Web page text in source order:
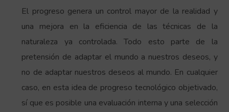
El progreso genera un control mayor de la realidad y
una mejora en la eficiencia de las técnicas de la
naturaleza ya controlada. Todo esto parte de la
pretensión de adaptar el mundo a nuestros deseos, y
no de adaptar nuestros deseos al mundo. En cualquier
caso, en esta idea de progreso tecnológico objetivado,
sí que es posible una evaluación interna y una selección